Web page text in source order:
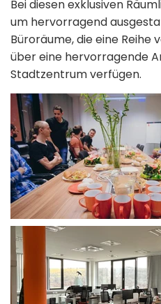
Bei diesen exklusiven
um hervorragend
Büroräume, die eine Reihe
über eine hervorragende
Stadtzentrum verfügen.